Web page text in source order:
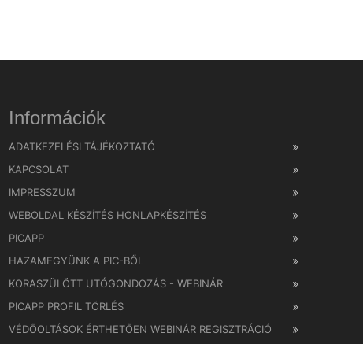
Információk
ADATKEZELÉSI TÁJÉKOZTATÓ
KAPCSOLAT
IMPRESSZUM
WEBOLDAL KÉSZÍTÉS HONLAPKÉSZÍTÉS
PICAPP
HAZAMEGYÜNK A PIC-BŐL
KORASZÜLÖTT UTÓGONDOZÁS - WEBINÁR
PICAPP PROFIL TÖRLÉS
VÉDŐOLTÁSOK ÉRTHETŐEN WEBINÁR REGISZTRÁCIÓ